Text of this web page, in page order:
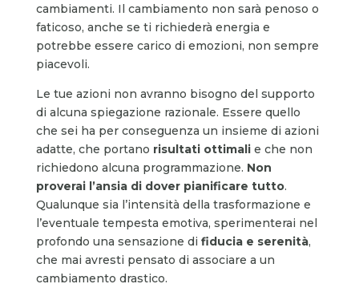
cambiamenti. Il cambiamento non sarà penoso o
faticoso, anche se ti richiederà energia e
potrebbe essere carico di emozioni, non sempre
piacevoli.
Le tue azioni non avranno bisogno del supporto
di alcuna spiegazione razionale. Essere quello
che sei ha per conseguenza un insieme di azioni
adatte, che portano risultati ottimalie che non
richiedono alcuna programmazione. Non
proverai l’ansia di dover pianificare tutto.
Qualunque sia l’intensità della trasformazione e
l’eventuale tempesta emotiva, sperimenterai nel
profondo una sensazione di fiducia e serenità,
che mai avresti pensato di associare a un
cambiamento drastico.